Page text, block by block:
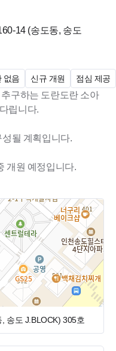
14 (송도동, 송도
없음 신규 개원 점심 제공
구하는 도란도란 소아
립니다.
될 계획입니다.
개원 예정입니다.
송도 J.BLOCK) 305호